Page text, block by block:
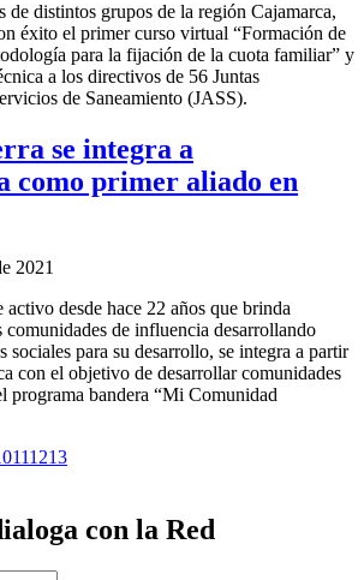
de distintos grupos de la región Cajamarca,
éxito el primer curso virtual “Formación de
para la fijación de la cuota familiar” y
a los directivos de 56 Juntas
de Saneamiento (JASS).
se integra a
como primer aliado en
2021
desde hace 22 años que brinda
comunidades de influencia desarrollando
sociales para su desarrollo, se integra a partir
con el objetivo de desarrollar comunidades
programa bandera “Mi Comunidad
111213
con la Red